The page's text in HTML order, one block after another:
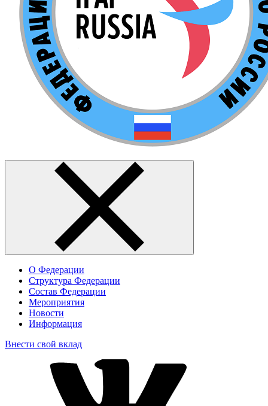
О Федерации
Структура Федерации
Состав Федерации
Мероприятия
Новости
Информация
Внести свой вклад